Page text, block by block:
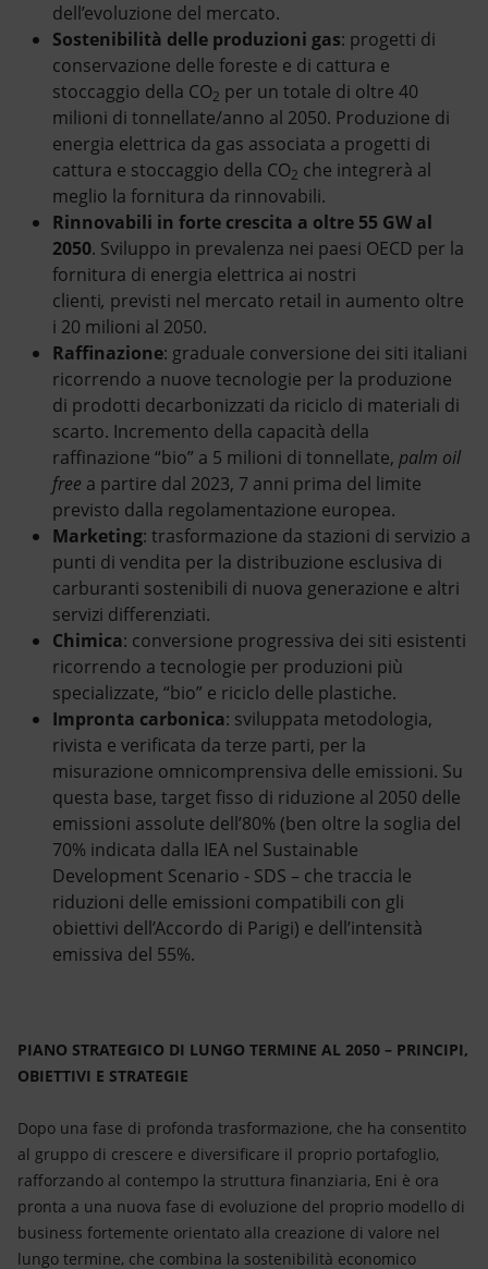
dell’evoluzione del mercato.
Sostenibilità delle produzioni gas: progetti di
conservazione delle foreste e di cattura e
stoccaggio della CO2 per un totale di oltre 40
milioni di tonnellate/anno al 2050. Produzione di
energia elettrica da gas associata a progetti di
cattura e stoccaggio della CO2 che integrerà al
meglio la fornitura da rinnovabili.
Rinnovabili in forte crescita a oltre 55 GW al
2050. Sviluppo in prevalenza nei paesi OECD per la
fornitura di energia elettrica ai nostri
clienti, previsti nel mercato retail in aumento oltre
i 20 milioni al 2050.
Raffinazione: graduale conversione dei siti italiani
ricorrendo a nuove tecnologie per la produzione
di prodotti decarbonizzati da riciclo di materiali di
scarto. Incremento della capacità della
raffinazione “bio” a 5 milioni di tonnellate, palm oil
free a partire dal 2023, 7 anni prima del limite
previsto dalla regolamentazione europea.
Marketing: trasformazione da stazioni di servizio a
punti di vendita per la distribuzione esclusiva di
carburanti sostenibili di nuova generazione e altri
servizi differenziati.
Chimica: conversione progressiva dei siti esistenti
ricorrendo a tecnologie per produzioni più
specializzate, “bio” e riciclo delle plastiche.
Impronta carbonica: sviluppata metodologia,
rivista e verificata da terze parti, per la
misurazione omnicomprensiva delle emissioni. Su
questa base, target fisso di riduzione al 2050 delle
emissioni assolute dell’80% (ben oltre la soglia del
70% indicata dalla IEA nel Sustainable
Development Scenario - SDS – che traccia le
riduzioni delle emissioni compatibili con gli
obiettivi dell’Accordo di Parigi) e dell’intensità
emissiva del 55%.
PIANO STRATEGICO DI LUNGO TERMINE AL 2050 – PRINCIPI,
OBIETTIVI E STRATEGIE
Dopo una fase di profonda trasformazione, che ha consentito
al gruppo di crescere e diversificare il proprio portafoglio,
rafforzando al contempo la struttura finanziaria, Eni è ora
pronta a una nuova fase di evoluzione del proprio modello di
business fortemente orientato alla creazione di valore nel
lungo termine, che combina la sostenibilità economico